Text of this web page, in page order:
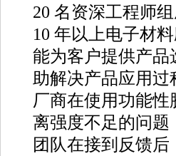
20 名资深工程师
10 年以上电子材
能为客户提供产品
助解决产品应用
厂商在使用功能
离强度不足的问题
团队在接到反馈